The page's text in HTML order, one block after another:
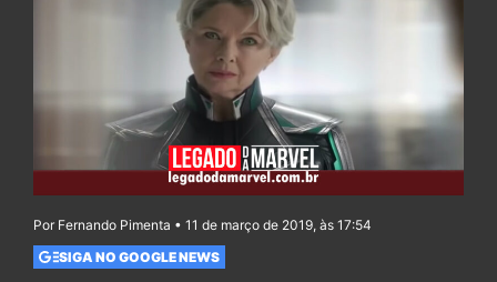
Por Fernando Pimenta • 11 de março de 2019, às 17:54
SIGA NO GOOGLE NEWS